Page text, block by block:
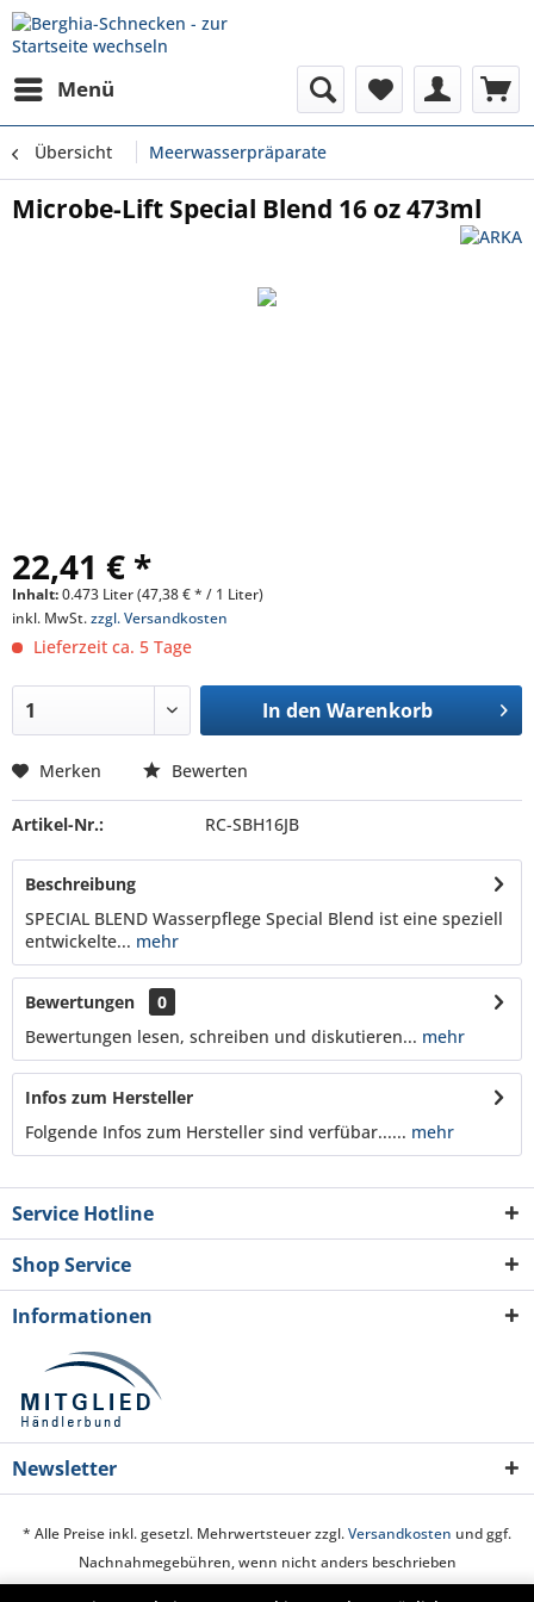
Menü
Übersicht Meerwasserpräparate
Microbe-Lift Special Blend 16 oz 473ml
22,41 € *
Inhalt:0.473 Liter (47,38 € * / 1 Liter)
inkl. MwSt.zzgl. Versandkosten
Lieferzeit ca. 5 Tage
In den Warenkorb
Merken Bewerten
Artikel-Nr.: RC-SBH16JB
Beschreibung
SPECIAL BLEND Wasserpflege Special Blend ist eine speziell
entwickelte... mehr
Bewertungen
0
Bewertungen lesen, schreiben und diskutieren... mehr
Infos zum Hersteller
Folgende Infos zum Hersteller sind verfübar...... mehr
Service Hotline
Shop Service
Informationen
Newsletter
* Alle Preise inkl. gesetzl. Mehrwertsteuer zzgl.Versandkosten und ggf.
Nachnahmegebühren, wenn nicht anders beschrieben